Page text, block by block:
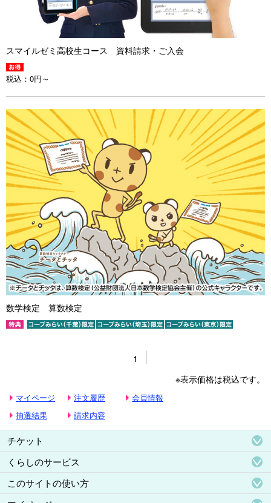
スマイルゼミ高校生コース 資料請求・ご入会
税込： 0円～
数学検定 算数検定
1
※表示価格は税込です。
マイページ 注文履歴
会員情報
抽選結果
請求内容
チケット
くらしのサービス
このサイトの使い方